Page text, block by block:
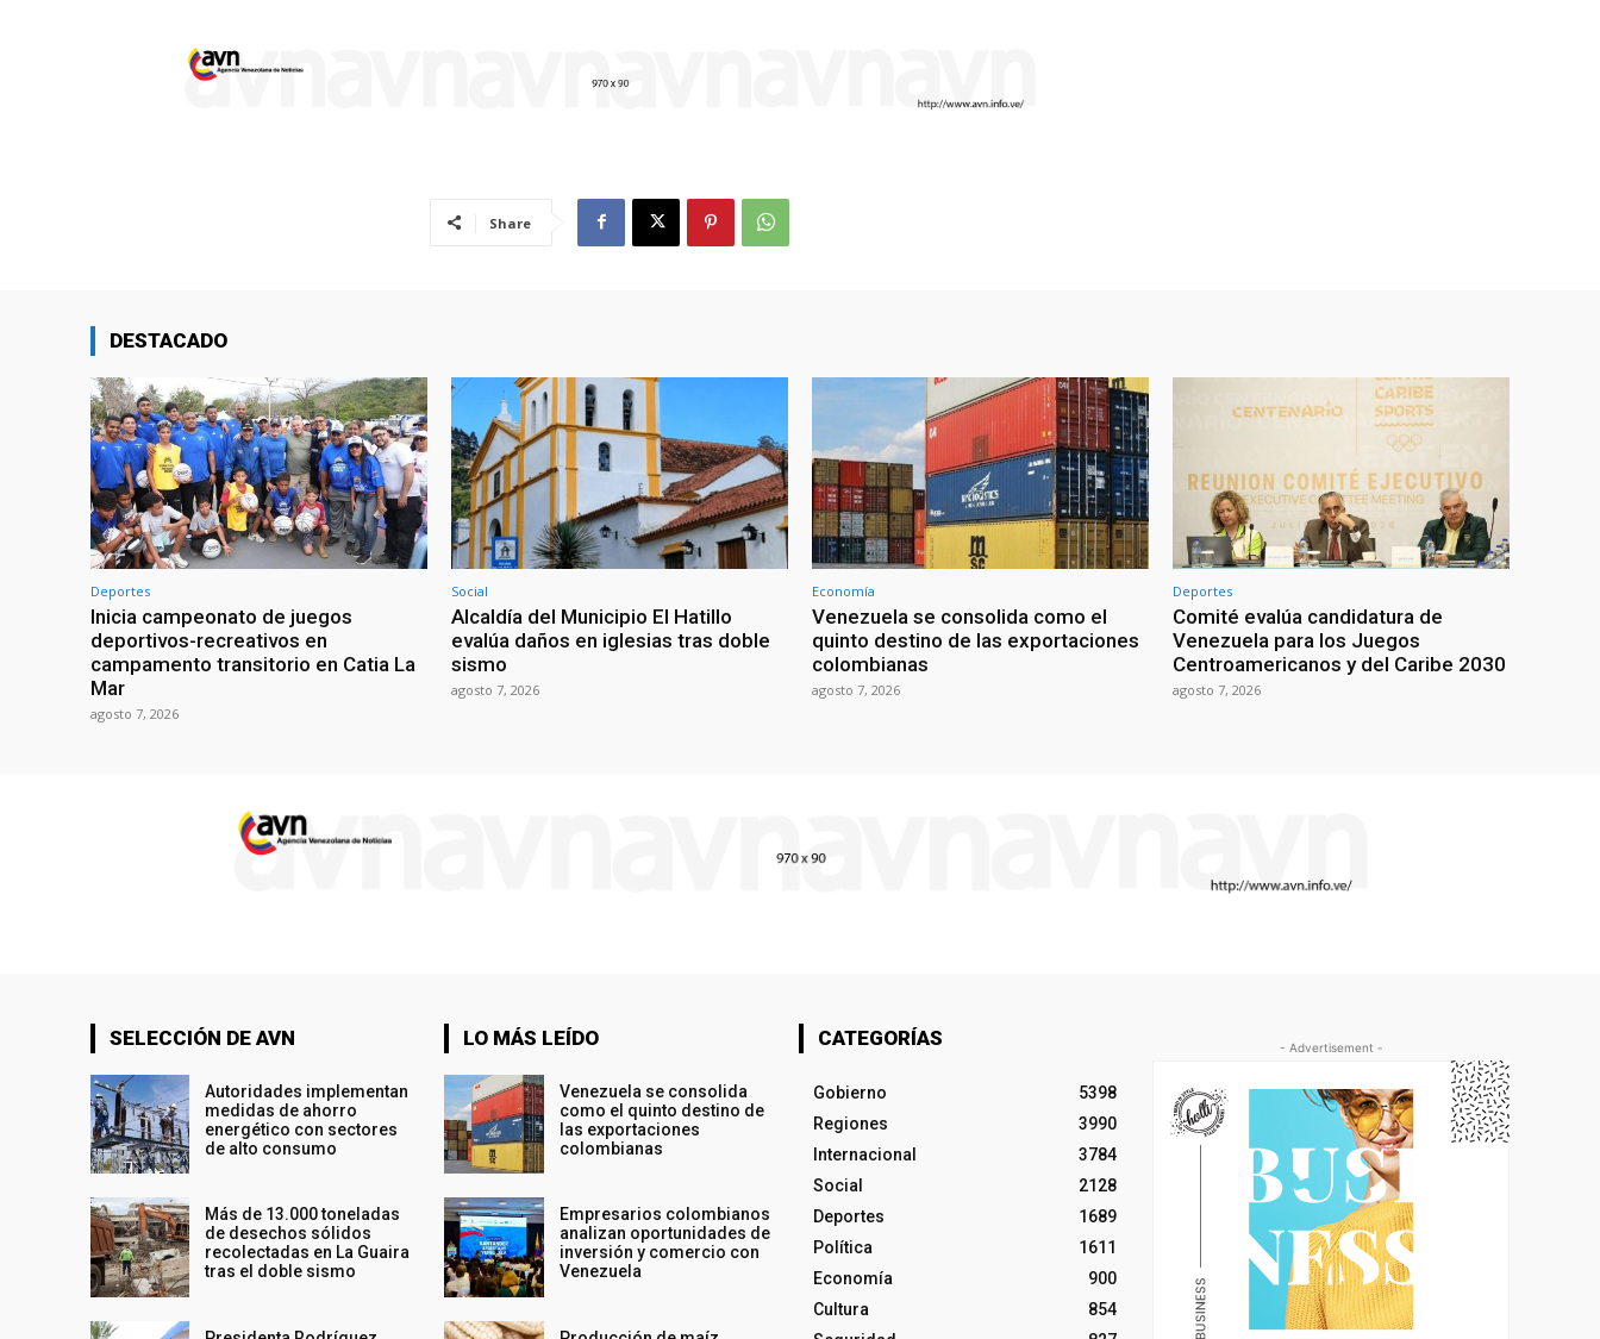
Share
DESTACADO
Deportes
Inicia campeonato de juegos
deportivos-recreativos en
campamento transitorio en Catia La
Mar
agosto 7, 2026
Social
Alcaldía del Municipio El Hatillo
evalúa daños en iglesias tras doble
sismo
agosto 7, 2026
Economía
Venezuela se consolida como el
quinto destino de las exportaciones
colombianas
agosto 7, 2026
Deportes
Comité evalúa candidatura de
Venezuela para los Juegos
Centroamericanos y del Caribe 2030
agosto 7, 2026
SELECCIÓN DE AVN
Autoridades implementan
medidas de ahorro
energético con sectores
de alto consumo
Más de 13.000 toneladas
de desechos sólidos
recolectadas en La Guaira
tras el doble sismo
LO MÁS LEÍDO
Venezuela se consolida
como el quinto destino de
las exportaciones
colombianas
Empresarios colombianos
analizan oportunidades de
inversión y comercio con
Venezuela
CATEGORÍAS
Gobierno
5398
Regiones
3990
Internacional
3784
Social
2128
Deportes
1689
Política
1611
Economía
900
Cultura
854
- Advertisement -